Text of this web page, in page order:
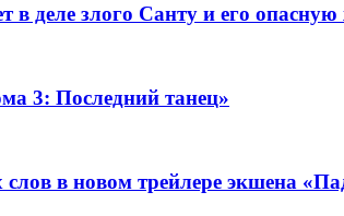
в деле злого Санту и его
3: Последний танец»
в новом трейлере экшена